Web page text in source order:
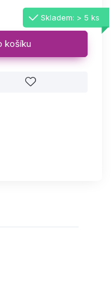
Skladem: > 5 ks
košíku